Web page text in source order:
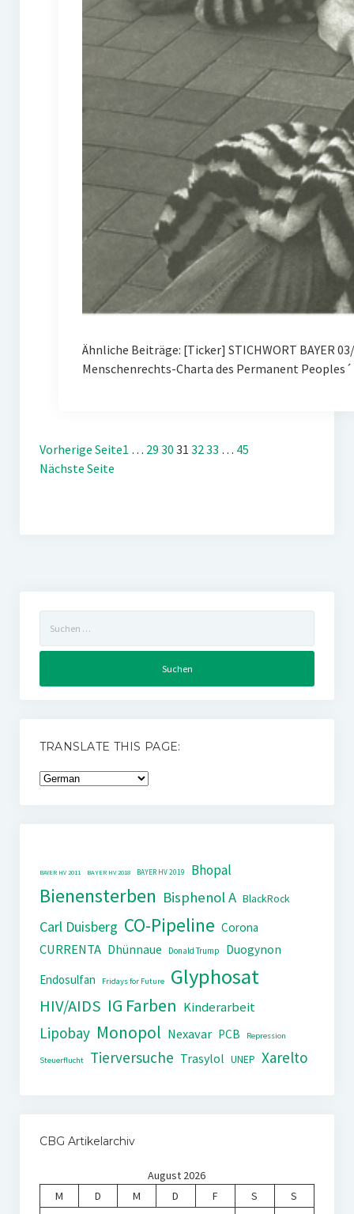
Ähnliche Beiträge: [Ticker] STICHWORT BAYER
Menschenrechts-Charta des Permanent
Vorherige Seite1 … 29 30 31 3233 … 45
Nächste Seite
nach:
TRANSLATE THIS PAGE:
BAYER HV 2011 BAYER HV 2018 BAYER HV 2019 Bhopal
Bienensterben Bisphenol A BlackRock
Carl Duisberg CO-Pipeline Corona
CURRENTA Dhünnaue Donald Trump
Duogynon
Endosulfan
Fridays for Future Glyphosat
HIV/AIDS IG Farben Kinderarbeit
Lipobay Monopol Nexavar PCB Repression
Steuerflucht Tierversuche Trasylol UNEP Xarelto
CBG Artikelarchiv
August 2026
M
D M D F S
S